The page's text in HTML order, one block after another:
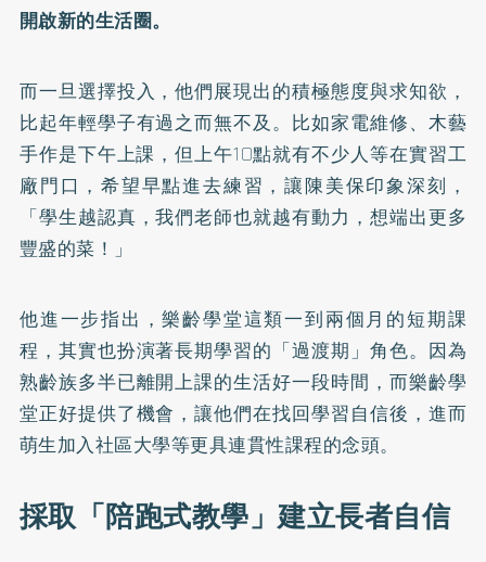
開啟新的生活圈。
而一旦選擇投入，他們展現出的積極態度與求知欲，
比起年輕學子有過之而無不及。比如家電維修、木藝
手作是下午上課，但上午10點就有不少人等在實習工
廠門口，希望早點進去練習，讓陳美保印象深刻，
「學生越認真，我們老師也就越有動力，想端出更多
豐盛的菜！」
他進一步指出，樂齡學堂這類一到兩個月的短期課
程，其實也扮演著長期學習的「過渡期」角色。因為
熟齡族多半已離開上課的生活好一段時間，而樂齡學
堂正好提供了機會，讓他們在找回學習自信後，進而
萌生加入社區大學等更具連貫性課程的念頭。
採取「陪跑式教學」建立長者自信